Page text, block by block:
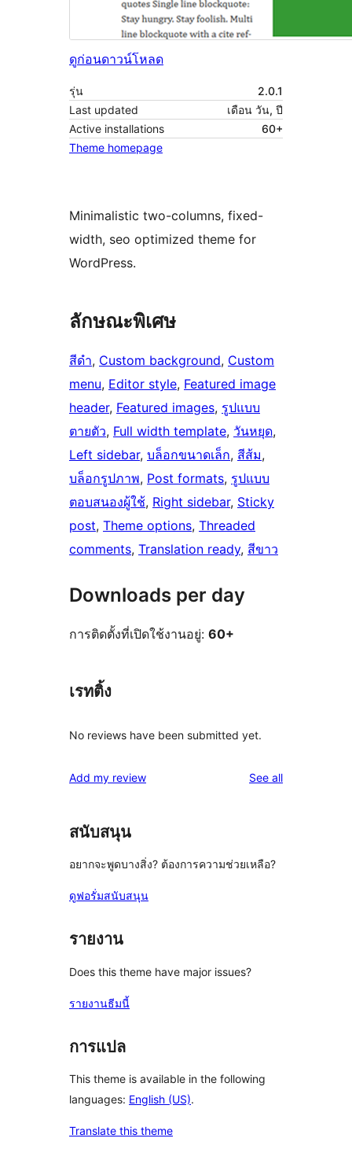
ดูก่อนดาวน์โหลด
รุ่น
2.0.1
Last updated
เดือน วัน, ปี
Active installations
60+
Theme homepage
Minimalistic two-columns, fixed-
width, seo optimized theme for
WordPress.
ลักษณะพิเศษ
สีดำ, Custom background, Custom
menu, Editor style, Featured image
header, Featured images, รูปแบบ
ตายตัว, Full width template, วันหยุด
Left sidebar, บล็อกขนาดเล็ก, สีส้ม
บล็อกรูปภาพ, Post formats, รูปแบบ
ตอบสนองผู้ใช้, Right sidebar, Sticky
post, Theme options, Threaded
comments, Translation ready, สีขาว
Downloads per day
การติดตั้งที่เปิดใช้งานอยู่: 60+
เรทติ้ง
No reviews have been submitted yet.
Add my review See allreviews
สนับสนุน
อยากจะพูดบางสิ่ง? ต้องการความช่วยเหลือ?
ดูฟอรั่มสนับสนุน
รายงาน
Does this theme have major issues?
รายงานธีมนี้
การแปล
This theme is available in the following
languages: English (US).
Translate this theme